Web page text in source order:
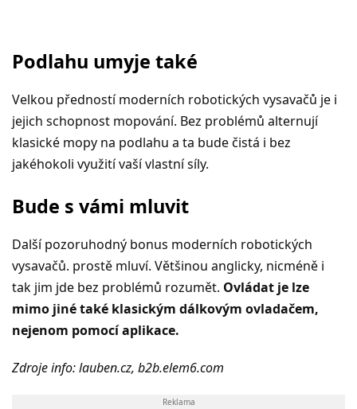
Podlahu umyje také
Velkou předností moderních robotických vysavačů je i
jejich schopnost mopování. Bez problémů alternují
klasické mopy na podlahu a ta bude čistá i bez
jakéhokoli využití vaší vlastní síly.
Bude s vámi mluvit
Další pozoruhodný bonus moderních robotických
vysavačů. prostě mluví. Většinou anglicky, nicméně i
tak jim jde bez problémů rozumět. Ovládat je lze
mimo jiné také klasickým dálkovým ovladačem,
nejenom pomocí aplikace.
Zdroje info: lauben.cz, b2b.elem6.com
Reklama